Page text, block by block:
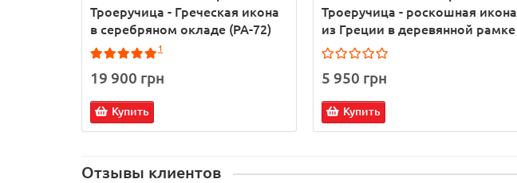
Троеручица - Греческая икона
в серебряном окладе (PA-72)
1
19 900 грн
Купить
Троеручица - роскошная икона
из Греции в деревянной рамке
5 950 грн
Купить
Отзывы клиентов